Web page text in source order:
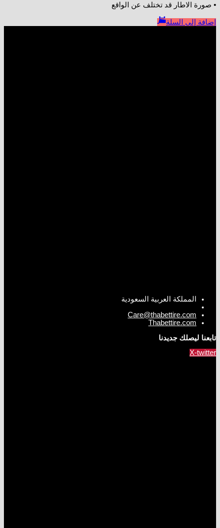
• صورة الاطار قد تختلف عن الواقع
إضافة إلى السلة
المملكة العربية السعودية
Care@thabettire.com
Thabettire.com
تابعنا ليصلك جديدنا
X-twitter